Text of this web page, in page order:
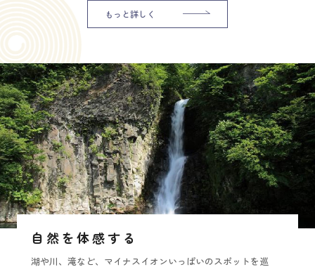
もっと詳しく
自然を体感する
湖や川、滝など、マイナスイオンいっぱいのスポットを巡